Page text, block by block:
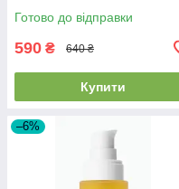
Готово до відправки
590 ₴ 640 ₴
Купити
–6%